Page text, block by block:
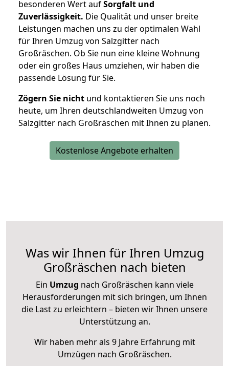
besonderen Wert aufSorgfalt und
Zuverlässigkeit. Die Qualität und unser breite
Leistungen machen uns zu der optimalen Wahl
für Ihren Umzug von Salzgitter nach
Großräschen. Ob Sie nun eine kleine Wohnung
oder ein großes Haus umziehen, wir haben die
passende Lösung für Sie.
Zögern Sie nicht und kontaktieren Sie uns noch
heute, um Ihren deutschlandweiten Umzug von
Salzgitter nach Großräschen mit Ihnen zu planen.
Kostenlose Angebote erhalten
Was wir Ihnen für Ihren Umzug
Großräschen nach bieten
Ein Umzug nach Großräschen kann viele
Herausforderungen mit sich bringen, um Ihnen
die Last zu erleichtern – bieten wir Ihnen unsere
Unterstützung an.
Wir haben mehr als 9 Jahre Erfahrung mit
Umzügen nach Großräschen.